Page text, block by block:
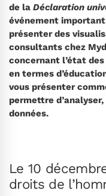
de la Déclaration
événement
présenter des
consultants chez
concernant l’état
en termes
vous présenter
permettre
données.
Le 10
droits de